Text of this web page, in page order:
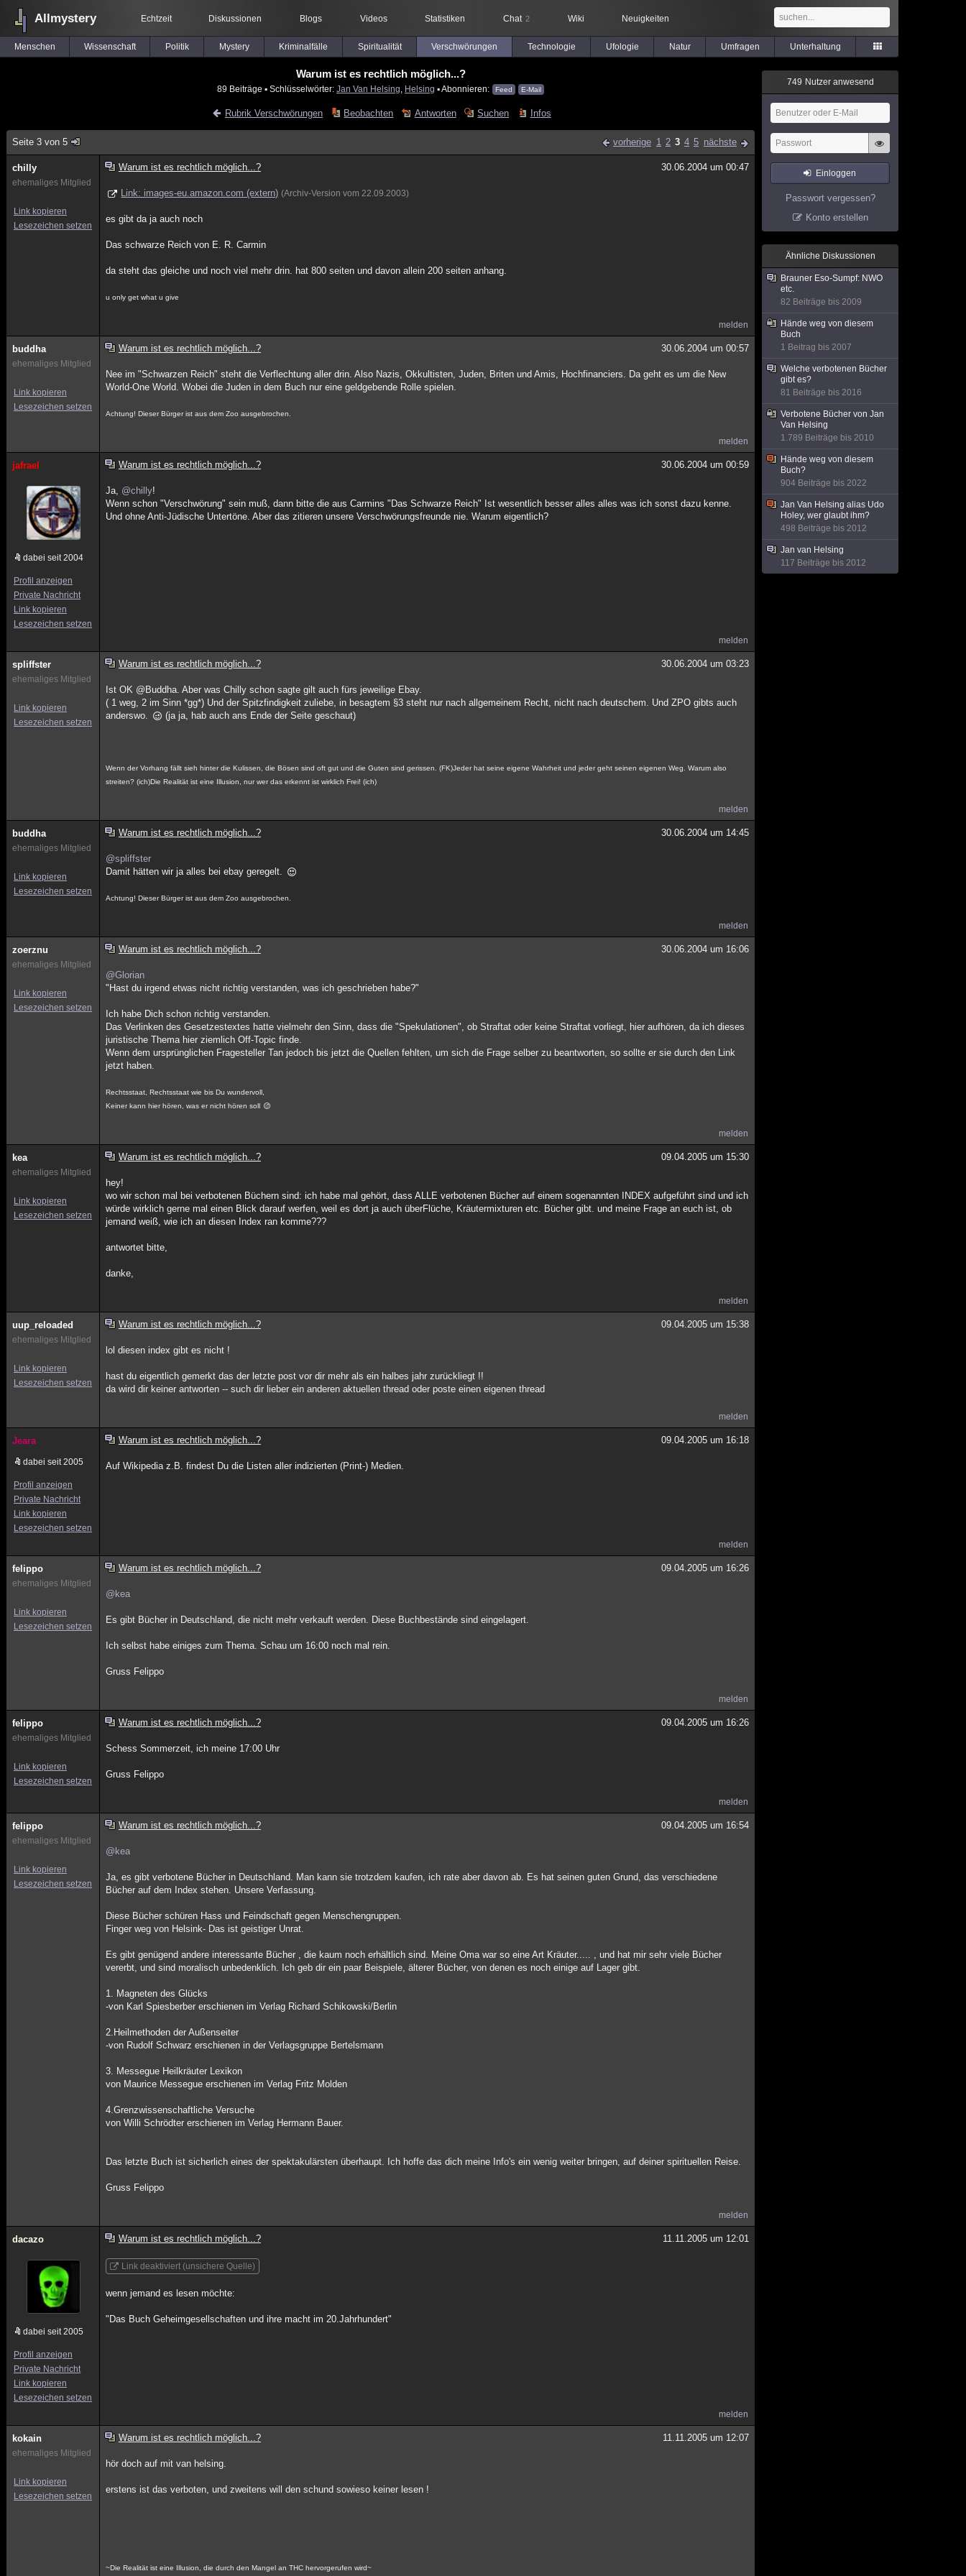
Allmystery Echtzeit Diskussionen Blogs Videos Statistiken Chat 2 Wiki Neuigkeiten
Menschen Wissenschaft Politik Mystery Kriminalfälle Spiritualität Verschwörungen Technologie Ufologie Natur Umfragen Unterhaltung
Warum ist es rechtlich möglich...?
89 Beiträge ▪ Schlüsselwörter: Jan Van Helsing Helsing ▪ Abonnieren: Feed E-Mail
Rubrik Verschwörungen Beobachten Antworten Suchen Infos
Seite 3 von 5 vorherige 1 2 3 4 5 nächste
chilly
ehemaliges Mitglied
Link kopieren
Lesezeichen setzen
Warum ist es rechtlich möglich...? 30.06.2004 um 00:47
Link: images-eu.amazon.com (extern) (Archiv-Version vom 22.09.2003)
es gibt da ja auch noch
Das schwarze Reich von E. R. Carmin
da steht das gleiche und noch viel mehr drin. hat 800 seiten und davon allein 200 seiten anhang.
u only get what u give
melden
buddha
ehemaliges Mitglied
Link kopieren
Lesezeichen setzen
Warum ist es rechtlich möglich...? 30.06.2004 um 00:57
Nee im "Schwarzen Reich" steht die Verflechtung aller drin. Also Nazis, Okkultisten, Juden, Briten und Amis, Hochfinanciers. Da geht es um die New
World-One World. Wobei die Juden in dem Buch nur eine geldgebende Rolle spielen.
Achtung! Dieser Bürger ist aus dem Zoo ausgebrochen.
melden
jafrael
dabei seit 2004
Profil anzeigen
Private Nachricht
Link kopieren
Lesezeichen setzen
Warum ist es rechtlich möglich...? 30.06.2004 um 00:59
Ja, @chilly!
Wenn schon "Verschwörung" sein muß, dann bitte die aus Carmins "Das Schwarze Reich" Ist wesentlich besser alles alles was ich sonst dazu kenne.
Und ohne Anti-Jüdische Untertöne. Aber das zitieren unsere Verschwörungsfreunde nie. Warum eigentlich?
melden
spliffster
ehemaliges Mitglied
Link kopieren
Lesezeichen setzen
Warum ist es rechtlich möglich...? 30.06.2004 um 03:23
Ist OK @Buddha. Aber was Chilly schon sagte gilt auch fürs jeweilige Ebay.
( 1 weg, 2 im Sinn *gg*) Und der Spitzfindigkeit zuliebe, in besagtem §3 steht nur nach allgemeinem Recht, nicht nach deutschem. Und ZPO gibts auch
anderswo.
(ja ja, hab auch ans Ende der Seite geschaut)
Wenn der Vorhang fällt sieh hinter die Kulissen, die Bösen sind oft gut und die Guten sind gerissen. (FK)Jeder hat seine eigene Wahrheit und jeder geht seinen eigenen Weg. Warum also
streiten? (ich)Die Realität ist eine Illusion, nur wer das erkennt ist wirklich Frei! (ich)
melden
buddha
ehemaliges Mitglied
Link kopieren
Lesezeichen setzen
Warum ist es rechtlich möglich...? 30.06.2004 um 14:45
@spliffster
Damit hätten wir ja alles bei ebay geregelt.
Achtung! Dieser Bürger ist aus dem Zoo ausgebrochen.
melden
zoerznu
ehemaliges Mitglied
Link kopieren
Lesezeichen setzen
Warum ist es rechtlich möglich...? 30.06.2004 um 16:06
@Glorian
"Hast du irgend etwas nicht richtig verstanden, was ich geschrieben habe?"
Ich habe Dich schon richtig verstanden.
Das Verlinken des Gesetzestextes hatte vielmehr den Sinn, dass die "Spekulationen", ob Straftat oder keine Straftat vorliegt, hier aufhören, da ich dieses
juristische Thema hier ziemlich Off-Topic finde.
Wenn dem ursprünglichen Fragesteller Tan jedoch bis jetzt die Quellen fehlten, um sich die Frage selber zu beantworten, so sollte er sie durch den Link
jetzt haben.
Rechtsstaat, Rechtsstaat wie bis Du wundervoll,
Keiner kann hier hören, was er nicht hören soll
melden
kea
ehemaliges Mitglied
Link kopieren
Lesezeichen setzen
Warum ist es rechtlich möglich...? 09.04.2005 um 15:30
hey!
wo wir schon mal bei verbotenen Büchern sind: ich habe mal gehört, dass ALLE verbotenen Bücher auf einem sogenannten INDEX aufgeführt sind und ich
würde wirklich gerne mal einen Blick darauf werfen, weil es dort ja auch überFlüche, Kräutermixturen etc. Bücher gibt. und meine Frage an euch ist, ob
jemand weiß, wie ich an diesen Index ran komme???
antwortet bitte,
danke,
melden
uup_reloaded
ehemaliges Mitglied
Link kopieren
Lesezeichen setzen
Warum ist es rechtlich möglich...? 09.04.2005 um 15:38
lol diesen index gibt es nicht !
hast du eigentlich gemerkt das der letzte post vor dir mehr als ein halbes jahr zurückliegt !!
da wird dir keiner antworten -- such dir lieber ein anderen aktuellen thread oder poste einen eigenen thread
melden
Jeara
dabei seit 2005
Profil anzeigen
Private Nachricht
Link kopieren
Lesezeichen setzen
Warum ist es rechtlich möglich...? 09.04.2005 um 16:18
Auf Wikipedia z.B. findest Du die Listen aller indizierten (Print-) Medien.
melden
felippo
ehemaliges Mitglied
Link kopieren
Lesezeichen setzen
Warum ist es rechtlich möglich...? 09.04.2005 um 16:26
@kea
Es gibt Bücher in Deutschland, die nicht mehr verkauft werden. Diese Buchbestände sind eingelagert.
Ich selbst habe einiges zum Thema. Schau um 16:00 noch mal rein.
Gruss Felippo
melden
felippo
ehemaliges Mitglied
Link kopieren
Lesezeichen setzen
Warum ist es rechtlich möglich...? 09.04.2005 um 16:26
Schess Sommerzeit, ich meine 17:00 Uhr
Gruss Felippo
melden
felippo
ehemaliges Mitglied
Link kopieren
Lesezeichen setzen
Warum ist es rechtlich möglich...? 09.04.2005 um 16:54
@kea
Ja, es gibt verbotene Bücher in Deutschland. Man kann sie trotzdem kaufen, ich rate aber davon ab. Es hat seinen guten Grund, das verschiedene
Bücher auf dem Index stehen. Unsere Verfassung.
Diese Bücher schüren Hass und Feindschaft gegen Menschengruppen.
Finger weg von Helsink- Das ist geistiger Unrat.
Es gibt genügend andere interessante Bücher , die kaum noch erhältlich sind. Meine Oma war so eine Art Kräuter..... , und hat mir sehr viele Bücher
vererbt, und sind moralisch unbedenklich. Ich geb dir ein paar Beispiele, älterer Bücher, von denen es noch einige auf Lager gibt.
1. Magneten des Glücks
-von Karl Spiesberber erschienen im Verlag Richard Schikowski/Berlin
2.Heilmethoden der Außenseiter
-von Rudolf Schwarz erschienen in der Verlagsgruppe Bertelsmann
3. Messegue Heilkräuter Lexikon
von Maurice Messegue erschienen im Verlag Fritz Molden
4.Grenzwissenschaftliche Versuche
von Willi Schrödter erschienen im Verlag Hermann Bauer.
Das letzte Buch ist sicherlich eines der spektakulärsten überhaupt. Ich hoffe das dich meine Info's ein wenig weiter bringen, auf deiner spirituellen Reise.
Gruss Felippo
melden
dacazo
dabei seit 2005
Profil anzeigen
Private Nachricht
Link kopieren
Lesezeichen setzen
Warum ist es rechtlich möglich...? 11.11.2005 um 12:01
Link deaktiviert (unsichere Quelle)
wenn jemand es lesen möchte:
"Das Buch Geheimgesellschaften und ihre macht im 20.Jahrhundert"
melden
kokain
ehemaliges Mitglied
Link kopieren
Lesezeichen setzen
Warum ist es rechtlich möglich...? 11.11.2005 um 12:07
hör doch auf mit van helsing.
erstens ist das verboten, und zweitens will den schund sowieso keiner lesen !
~Die Realität ist eine Illusion, die durch den Mangel an THC hervorgerufen wird~
749 Nutzer anwesend
Einloggen
Passwort vergessen?
Konto erstellen
Ähnliche Diskussionen
Brauner Eso-Sumpf: NWO
etc.
82 Beiträge bis 2009
Hände weg von diesem
Buch
1 Beitrag bis 2007
Welche verbotenen Bücher
gibt es?
81 Beiträge bis 2016
Verbotene Bücher von Jan
Van Helsing
1.789 Beiträge bis 2010
Hände weg von diesem
Buch?
904 Beiträge bis 2022
Jan Van Helsing alias Udo
Holey, wer glaubt ihm?
498 Beiträge bis 2012
Jan van Helsing
117 Beiträge bis 2012